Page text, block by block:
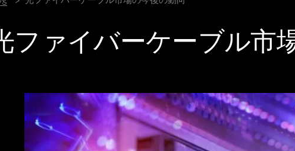
ファイバーケーブル市